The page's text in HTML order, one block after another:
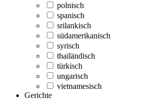
polnisch
spanisch
srilankisch
südamerikanisch
syrisch
thailändisch
türkisch
ungarisch
vietnamesisch
Gerichte